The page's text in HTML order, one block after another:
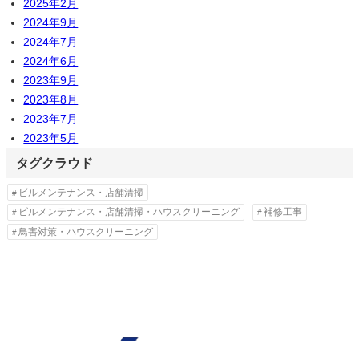
2025年2月
2024年9月
2024年7月
2024年6月
2023年9月
2023年8月
2023年7月
2023年5月
タグクラウド
ビルメンテナンス・店舗清掃
ビルメンテナンス・店舗清掃・ハウスクリーニング
補修工事
鳥害対策・ハウスクリーニング